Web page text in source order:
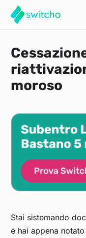
moroso
Stai sistemando
e hai appena